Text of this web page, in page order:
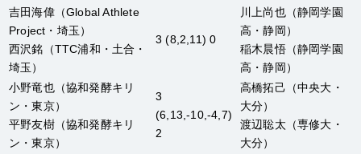
吉田海偉（Global Athlete
Project・埼玉）
西沢銘 （TTC浦和・土合・
埼玉）
3 (8,2,11) 0
川上尚也（静岡学園
高・静岡）
稲木晨悟（静岡学園
高・静岡）
小野竜也（協和発酵キリ
ン・東京）
平野友樹（協和発酵キリ
ン・東京）
3
(6,13,-10,-4,7)
2
高橋拓己 （中央大・
大分）
渡辺聡太 （専修大・
大分）